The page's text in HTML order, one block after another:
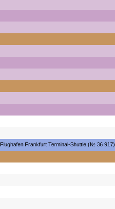
Flughafen Frankfurt Terminal-Shuttle (№ 36 917)